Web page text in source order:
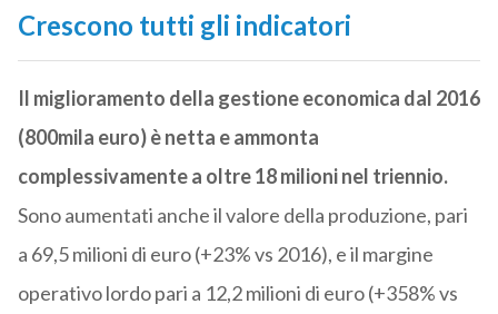
Crescono tutti gli indicatori
Il miglioramento della gestione economica dal 2016
(800mila euro) è netta e ammonta
complessivamente a oltre 18 milioni nel triennio.
Sono aumentati anche il valore della produzione, pari
a 69,5 milioni di euro (+23% vs 2016), e il margine
operativo lordo pari a 12,2 milioni di euro (+358% vs